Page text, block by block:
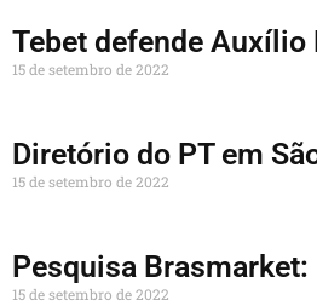
Tebet defende Auxílio
15 de setembro de 2022
Diretório do PT em
15 de setembro de 2022
Pesquisa
15 de setembro de 2022